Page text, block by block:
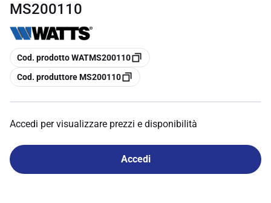
MS200110
copia
Cod. prodotto WATMS200110
copia
Cod. produttore MS200110
Accedi per visualizzare prezzi e disponibilità
Accedi